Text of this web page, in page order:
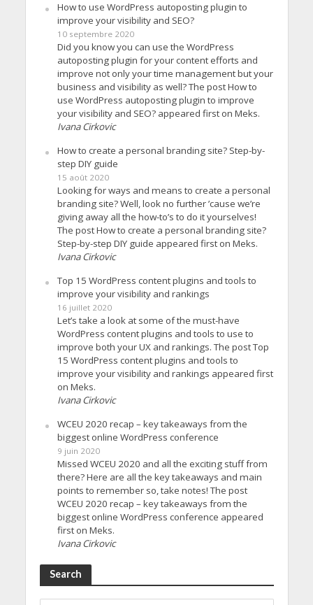
How to use WordPress autoposting plugin to
improve your visibility and SEO?
10 septembre 2020
Did you know you can use the WordPress
autoposting plugin for your content efforts and
improve not only your time management but your
business and visibility as well? The post How to
use WordPress autoposting plugin to improve
your visibility and SEO? appeared first on Meks.
Ivana Cirkovic
How to create a personal branding site? Step-by-
step DIY guide
15 août 2020
Looking for ways and means to create a personal
branding site? Well, look no further ’cause we’re
giving away all the how-to’s to do it yourselves!
The post How to create a personal branding site?
Step-by-step DIY guide appeared first on Meks.
Ivana Cirkovic
Top 15 WordPress content plugins and tools to
improve your visibility and rankings
16 juillet 2020
Let’s take a look at some of the must-have
WordPress content plugins and tools to use to
improve both your UX and rankings. The post Top
15 WordPress content plugins and tools to
improve your visibility and rankings appeared first
on Meks.
Ivana Cirkovic
WCEU 2020 recap – key takeaways from the
biggest online WordPress conference
9 juin 2020
Missed WCEU 2020 and all the exciting stuff from
there? Here are all the key takeaways and main
points to remember so, take notes! The post
WCEU 2020 recap – key takeaways from the
biggest online WordPress conference appeared
first on Meks.
Ivana Cirkovic
Search